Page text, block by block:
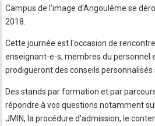
Campus de l'image d'Angoulême se
2018.
Cette journée est l'occasion de
enseignant-e-s, membres du personnel
prodigueront des conseils personnalisés
Des stands par formation et par
répondre à vos questions notamment
JMIN, la procédure d'admission, le